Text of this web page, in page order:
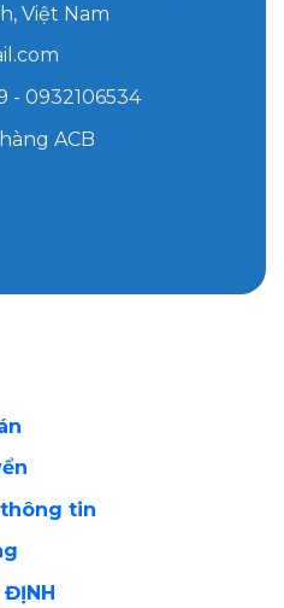
Việt Nam
0932106534
ACB
tin
ĐỊNH